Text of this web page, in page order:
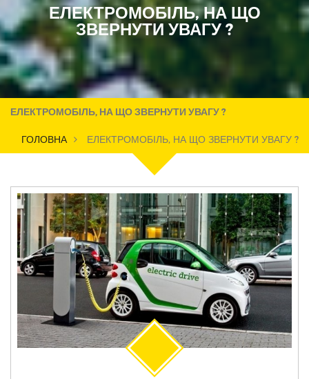
ЕЛЕКТРОМОБІЛЬ, НА ЩО
ЗВЕРНУТИ УВАГУ ?
ЕЛЕКТРОМОБІЛЬ, НА ЩО ЗВЕРНУТИ УВАГУ ?
ГОЛОВНА ЕЛЕКТРОМОБІЛЬ, НА ЩО ЗВЕРНУТИ УВАГУ ?